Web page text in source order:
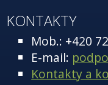
KONTAKTY
Mob.: +420
E-mail:
Kontakty a